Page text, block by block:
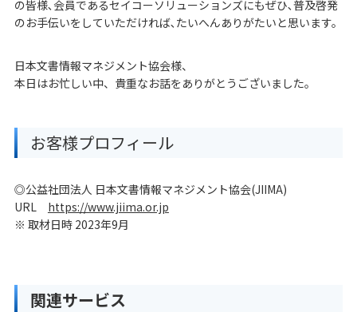
の皆様､会員であるセイコーソリューションズにもぜひ､普及啓発
のお手伝いをしていただければ､たいへんありがたいと思います。
日本文書情報マネジメント協会様、
本日はお忙しい中、貴重なお話をありがとうございました。
お客様プロフィール
◎公益社団法人 日本文書情報マネジメント協会(JIIMA)
URL https://www.jiima.or.jp
※ 取材日時 2023年9月
関連サービス